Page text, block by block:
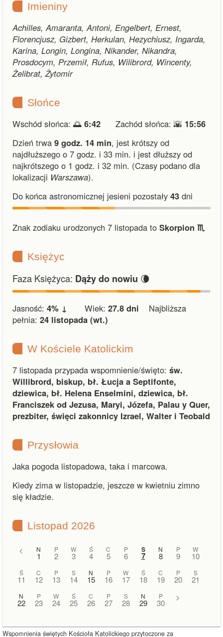
Imieniny
Achilles, Amaranta, Antoni, Engelbert, Ernest,
Florencjusz, Gizbert, Herkulan, Hezychiusz, Ingarda,
Karina, Longin, Longina, Nikander, Nikandra,
Prosdocym, Przemił, Rufus, Wilibrord, Wincenty,
Żelibrat, Żytomir
Słońce
Wschód słońca: 🌅 6:42 Zachód słońca: 🌇 15:56
Dzień trwa 9 godz. 14 min, jest krótszy od
najdłuższego o 7 godz. i 33 min. i jest dłuższy od
najkrótszego o 1 godz. i 32 min. (Czasy podano dla
lokalizacji Warszawa).
Do końca astronomicznej jesieni pozostały 43 dni
Znak zodiaku urodzonych 7 listopada to Skorpion ♏︎
Księżyc
Faza Księżyca: Dąży do nowiu 🌘
Jasność: 4% ↓ Wiek: 27.8 dni Najbliższa
pełnia: 24 listopada (wt.)
W Kościele Katolickim
7 listopada przypada wspomnienie/święto: św.
Willibrord, biskup, bł. Łucja a Septifonte,
dziewica, bł. Helena Enselmini, dziewica, bł.
Franciszek od Jezusa, Maryi, Józefa, Palau y Quer,
prezbiter, święci zakonnicy Izrael, Walter i Teobald
Przysłowia
Jaka pogoda listopadowa, taka i marcowa.
Kiedy zima w listopadzie, jeszcze w kwietniu zimno
się kładzie.
Listopad 2026
< N
1
P
2
W
3
Ś
4
C
5
P
6
S
7
N
8
P
9
W
10
Ś
11
C
12
P
13
S
14
N
15
P
16
W
17
Ś
18
C
19
P
20
S
21
N
22
P
23
W
24
Ś
25
C
26
P
27
S
28
N
29
P
30
>
Wspomnienia świętych Kościoła Katolickiego przytoczone za